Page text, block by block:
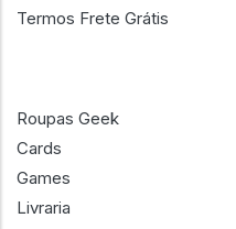
Termos Frete Grátis
Roupas Geek
Cards
Games
Livraria